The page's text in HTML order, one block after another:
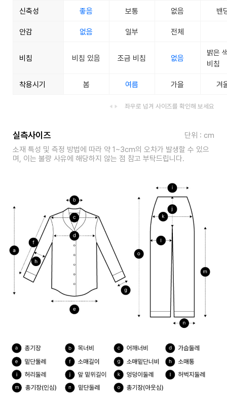
신축성 좋음 보통 없음 밴
안감 없음 일부 전체
비침 비침 있음 조금 비침 없음
밝은
비침
착용시기 봄 여름 가을 겨
좌우로 넘겨 사이즈를 확인해 보세요
실측사이즈
단위 : cm
소재 특성 및 측정 방법에 따라 약 1~3cm의 오차가 발생할 수 있으
며, 이는 불량 사유에 해당하지 않는 점 참고 부탁드립니다.